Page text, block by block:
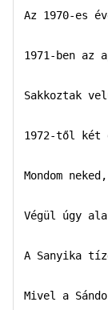
Az 1970-es
1971-ben az
Sakkoztak
1972-től két
Mondom
Végül úgy
A Sanyika
Mivel a